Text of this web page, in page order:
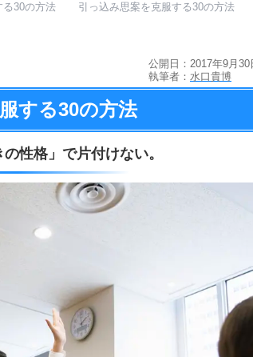
る30の方法 引っ込み思案を克服する30の方法
公開日：2017年9月30
執筆者： 水口貴博
する30の方法
の性格」で片付けない。